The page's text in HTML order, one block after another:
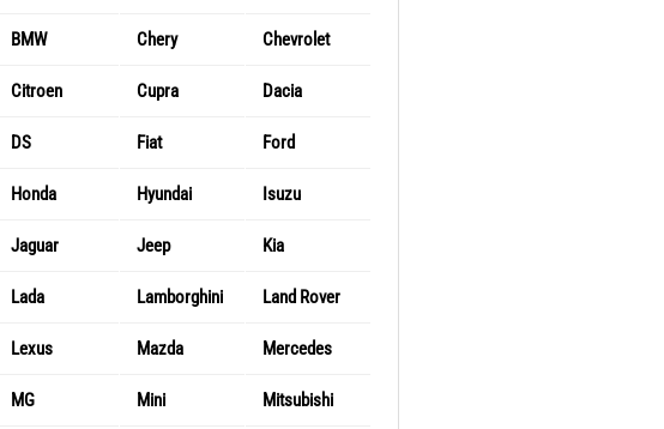
BMW Chery Chevrolet
Citroen Cupra Dacia
DS Fiat Ford
Honda Hyundai Isuzu
Jaguar Jeep Kia
Lada Lamborghini Land Rover
Lexus Mazda Mercedes
MG Mini Mitsubishi